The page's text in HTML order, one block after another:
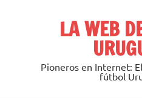
LA WEB
Pioneros en Internet:
fútbol